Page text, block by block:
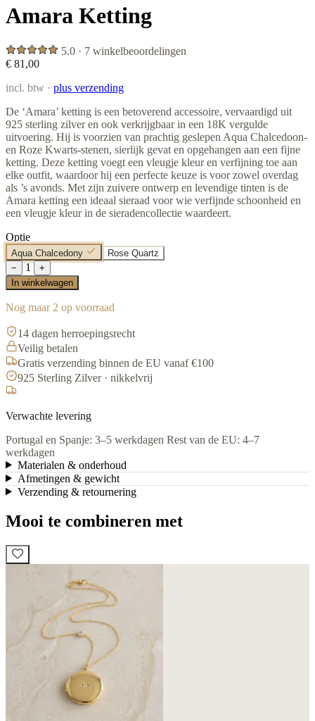
Amara Ketting
5.0 · 7 winkelbeoordelingen
€ 81,00
incl. btw · plus verzending
De ‘Amara’ ketting is een betoverend accessoire, vervaardigd uit
925 sterling zilver en ook verkrijgbaar in een 18K vergulde
uitvoering. Hij is voorzien van prachtig geslepen Aqua Chalcedoon-
en Roze Kwarts-stenen, sierlijk gevat en opgehangen aan een fijne
ketting. Deze ketting voegt een vleugje kleur en verfijning toe aan
elke outfit, waardoor hij een perfecte keuze is voor zowel overdag
als ’s avonds. Met zijn zuivere ontwerp en levendige tinten is de
Amara ketting een ideaal sieraad voor wie verfijnde schoonheid en
een vleugje kleur in de sieradencollectie waardeert.
Optie
Aqua Chalcedony
Rose Quartz
−
1
+
In winkelwagen
Nog maar 2 op voorraad
14 dagen herroepingsrecht
Veilig betalen
Gratis verzending binnen de EU vanaf €100
925 Sterling Zilver · nikkelvrij
Verwachte levering
Portugal en Spanje: 3–5 werkdagen Rest van de EU: 4–7
werkdagen
Materialen & onderhoud
Afmetingen & gewicht
Verzending & retournering
Mooi te combineren met